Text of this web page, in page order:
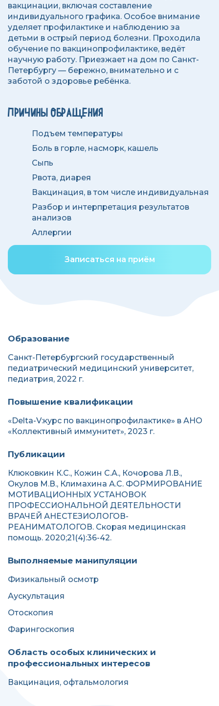
вакцинации, включая составление
индивидуального графика. Особое внимание
уделяет профилактике и наблюдению за
детьми в острый период болезни. Проходила
обучение по вакцинопрофилактике, ведёт
научную работу. Приезжает на дом по Санкт-
Петербургу — бережно, внимательно и с
заботой о здоровье ребёнка.
ПРИЧИНЫ ОБРАЩЕНИЯ
Подъем температуры
Боль в горле, насморк, кашель
Сыпь
Рвота, диарея
Вакцинация, в том числе индивидуальная
Разбор и интерпретация результатов
анализов
Аллергии
Записаться на приём
Образование
Санкт-Петербургский государственный
педиатрический медицинский университет,
педиатрия, 2022 г.
Повышение квалификации
«Delta-V:курс по вакцинопрофилактике» в АНО
«Коллективный иммунитет», 2023 г.
Публикации
Клюковкин К.С., Кожин С.А., Кочорова Л.В.,
Окулов М.В., Климахина А.С. ФОРМИРОВАНИЕ
МОТИВАЦИОННЫХ УСТАНОВОК
ПРОФЕССИОНАЛЬНОЙ ДЕЯТЕЛЬНОСТИ
ВРАЧЕЙ АНЕСТЕЗИОЛОГОВ-
РЕАНИМАТОЛОГОВ. Скорая медицинская
помощь. 2020;21(4):36-42.
Выполняемые манипуляции
Физикальный осмотр
Аускультация
Отоскопия
Фарингоскопия
Область особых клинических и
профессиональных интересов
Вакцинация, офтальмология